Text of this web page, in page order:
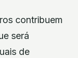
contribuem
será
de